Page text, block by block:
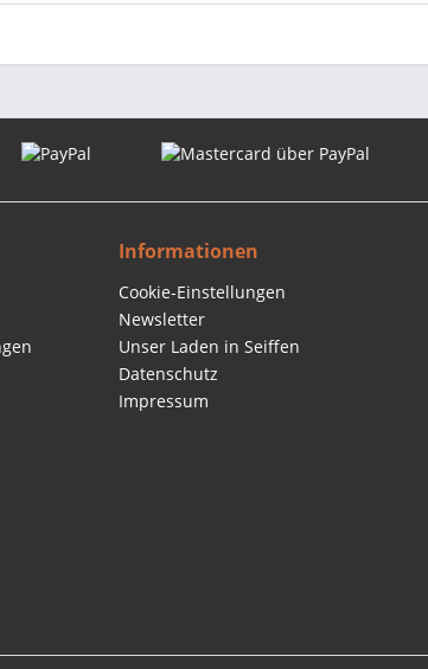
Informationen
Cookie-Einstellungen
Newsletter
Unser Laden in Seiffen
Datenschutz
Impressum